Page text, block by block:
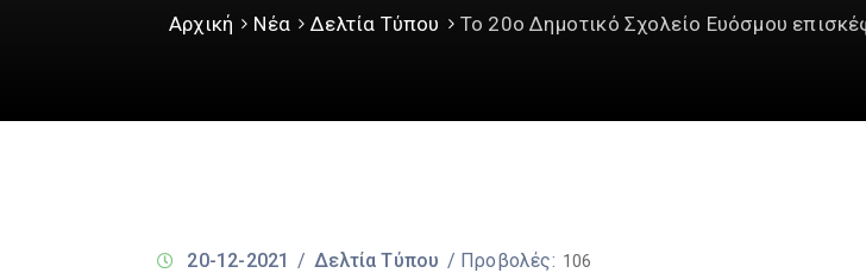
Αρχική Νέα Δελτία Τύπου Το 20ο Δημοτικό Σχολείο Ευόσμου
20-12-2021 / Δελτία Τύπου / Προβολές: 106